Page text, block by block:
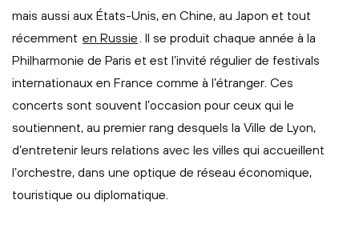
mais aussi aux États-Unis, en Chine, au Japon et tout
récemment en Russie . Il se produit chaque année à la
Philharmonie de Paris et est l’invité régulier de festivals
internationaux en France comme à l’étranger. Ces
concerts sont souvent l’occasion pour ceux qui le
soutiennent, au premier rang desquels la Ville de Lyon,
d’entretenir leurs relations avec les villes qui accueillent
l’orchestre, dans une optique de réseau économique,
touristique ou diplomatique.